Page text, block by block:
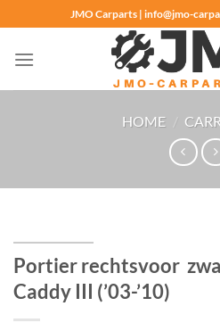
naar
inhoud
JMO Carparts | info@jmo-
HOME /
Portier rechtsvoor
Caddy III (’03-’10)